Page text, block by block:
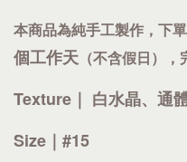
本商品為純手工製作，下
個工作天 （不含假日）
Texture｜ 白水晶、通
Size｜#15